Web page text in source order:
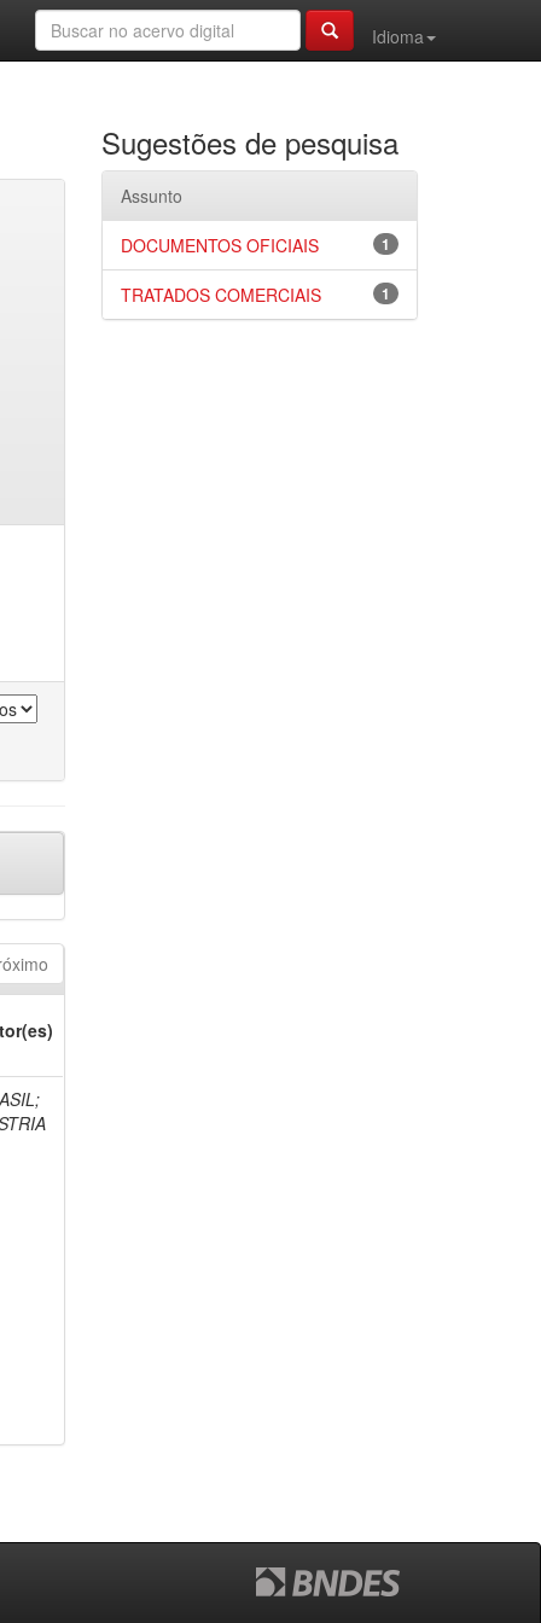
Idioma
Sugestões de pesquisa
Assunto
1
DOCUMENTOS OFICIAIS
1
TRATADOS COMERCIAIS